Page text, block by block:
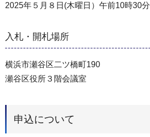
2025年５月８日(木曜日）午前10時30分
入札・開札場所
横浜市瀬谷区二ツ橋町190
瀬谷区役所３階会議室
申込について